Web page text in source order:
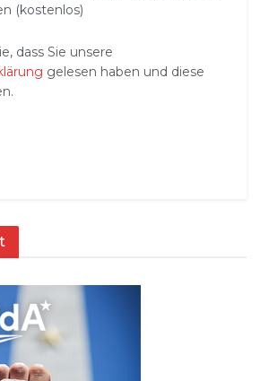
(kostenlos)
dass Sie unsere
gelesen haben und diese